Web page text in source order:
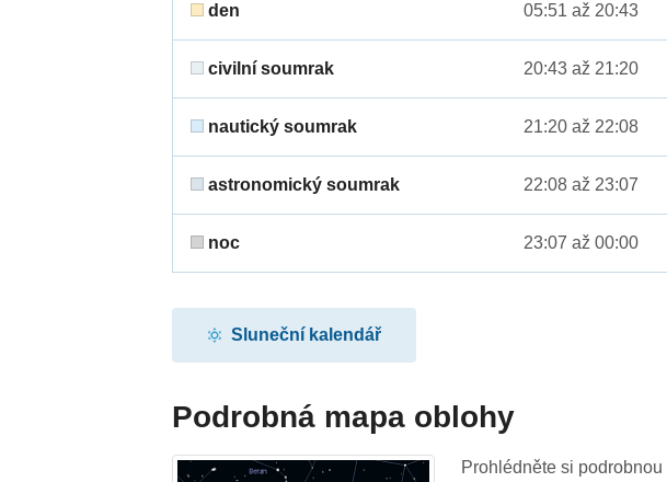
den 05:51 až 20:43
civilní soumrak 20:43 až 21:20
nautický soumrak 21:20 až 22:08
astronomický soumrak 22:08 až 23:07
noc 23:07 až 00:00
Sluneční kalendář
Podrobná mapa oblohy
Prohlédněte si